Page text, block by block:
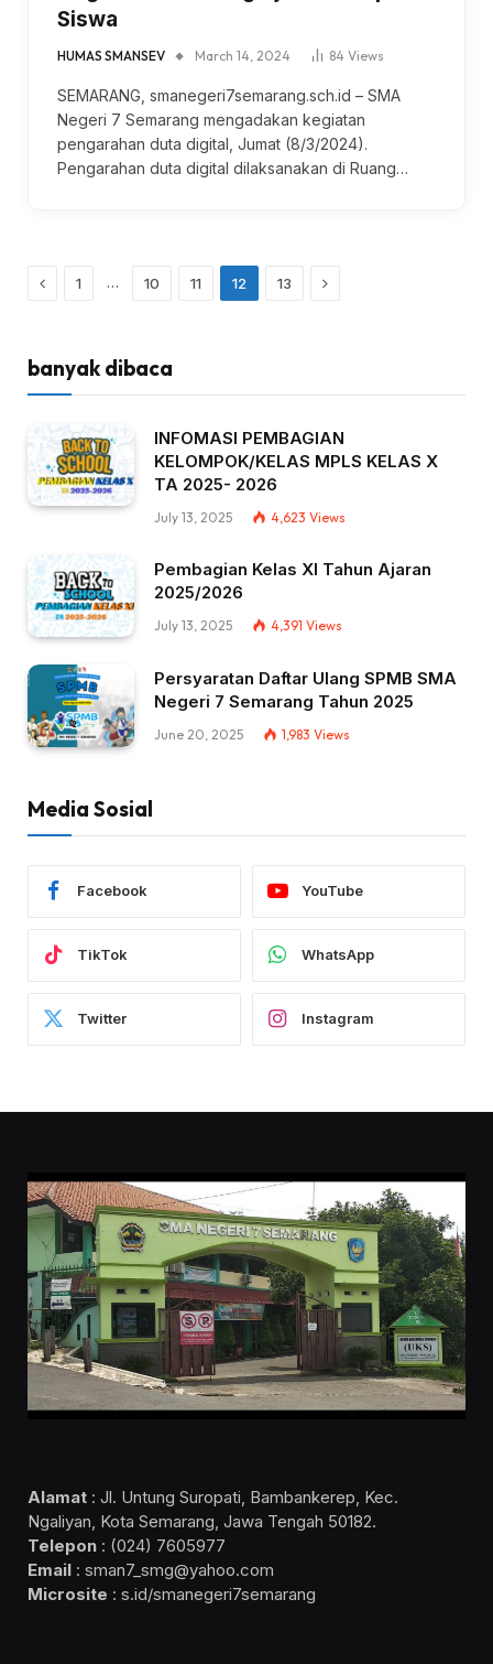
Siswa
HUMAS SMANSEV March 14, 2024 84 Views
SEMARANG, smanegeri7semarang.sch.id – SMA
Negeri 7 Semarang mengadakan kegiatan
pengarahan duta digital, Jumat (8/3/2024).
Pengarahan duta digital dilaksanakan di Ruang…
Previous
1 … 10 11 12 13 Next
banyak dibaca
INFOMASI PEMBAGIAN
KELOMPOK/KELAS MPLS KELAS X
TA 2025- 2026
July 13, 2025 4,623 Views
Pembagian Kelas XI Tahun Ajaran
2025/2026
July 13, 2025 4,391 Views
Persyaratan Daftar Ulang SPMB SMA
Negeri 7 Semarang Tahun 2025
June 20, 2025 1,983 Views
Media Sosial
Facebook YouTube
TikTok WhatsApp
Twitter Instagram
Alamat : Jl. Untung Suropati, Bambankerep, Kec.
Ngaliyan, Kota Semarang, Jawa Tengah 50182.
Telepon : (024) 7605977
Email : sman7_smg@yahoo.com
Microsite : s.id/smanegeri7semarang